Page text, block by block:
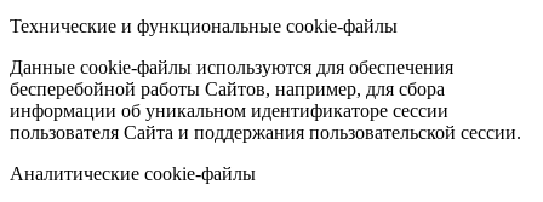
Технические и функциональные cookie-файлы
Данные cookie-файлы используются для обеспечения
бесперебойной работы Сайтов, например, для сбора
информации об уникальном идентификаторе сессии
пользователя Сайта и поддержания пользовательской сессии.
Аналитические cookie-файлы